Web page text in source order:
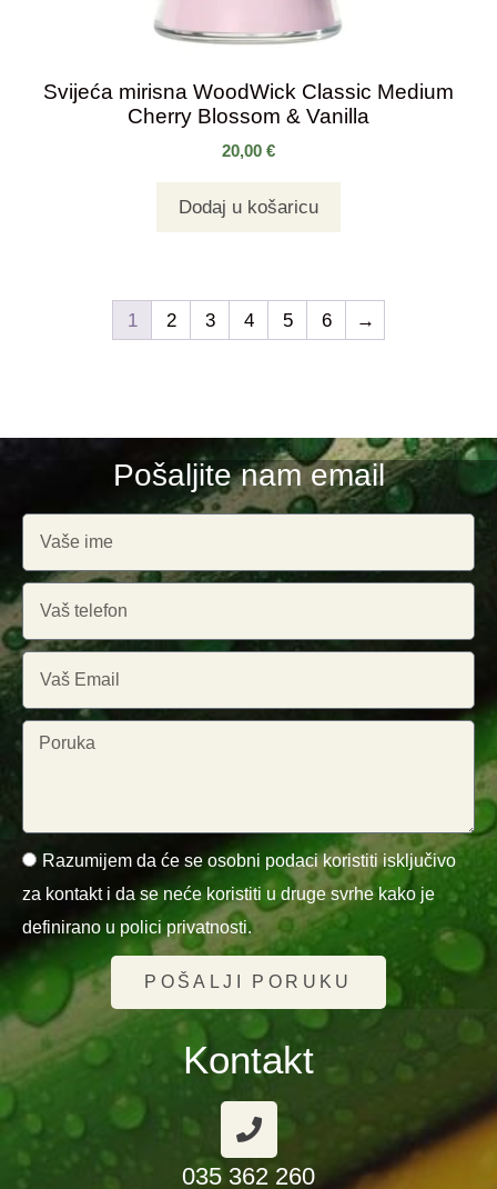
Svijeća mirisna WoodWick Classic Medium
Cherry Blossom & Vanilla
20,00 €
Dodaj u košaricu
1 2 3 4 5 6 →
Pošaljite nam email
Razumijem da će se osobni podaci koristiti isključivo
za kontakt i da se neće koristiti u druge svrhe kako je
definirano u polici privatnosti.
POŠALJI PORUKU
Kontakt
035 362 260